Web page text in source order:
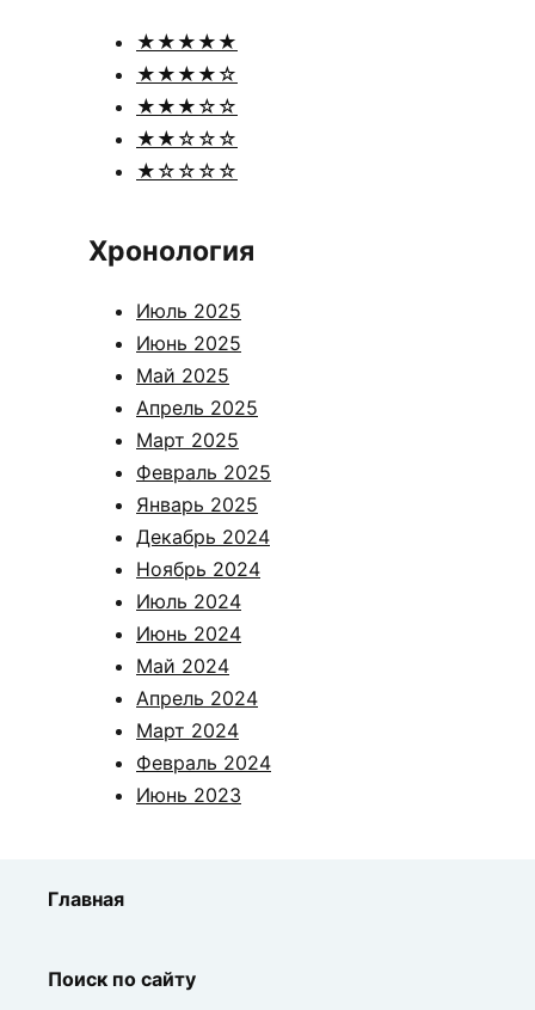
★★★★★
★★★★☆
★★★☆☆
★★☆☆☆
★☆☆☆☆
Хронология
Июль 2025
Июнь 2025
Май 2025
Апрель 2025
Март 2025
Февраль 2025
Январь 2025
Декабрь 2024
Ноябрь 2024
Июль 2024
Июнь 2024
Май 2024
Апрель 2024
Март 2024
Февраль 2024
Июнь 2023
Главная
Поиск по сайту